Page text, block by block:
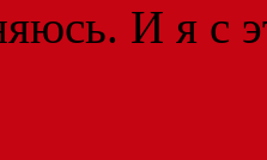
И я с